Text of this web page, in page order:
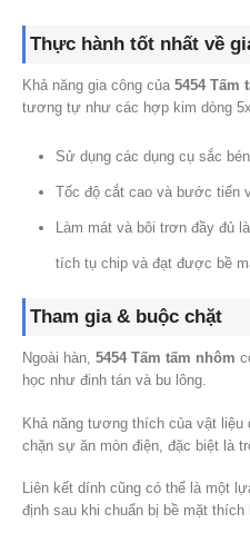
Thực hành tốt nhất về
Khả năng gia công của 5454 Tấm
tương tự như các hợp kim dòng
Sử dụng các dụng cụ sắc
Tốc độ cắt cao và bước tiến
Làm mát và bôi trơn đầy đủ
tích tụ chip và đạt được bề
Tham gia & buộc chặt
Ngoài hàn, 5454 Tấm tấm nhôm
học như đinh tán và bu lông.
Khả năng tương thích của vật liệu
chặn sự ăn mòn điện, đặc biệt là
Liên kết dính cũng có thể là một
định sau khi chuẩn bị bề mặt thích